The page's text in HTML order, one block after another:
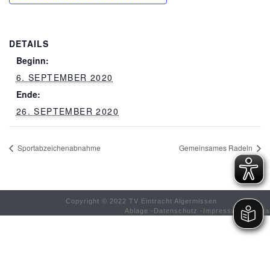
DETAILS
Beginn:
6. SEPTEMBER 2020
Ende:
26. SEPTEMBER 2020
Sportabzeichenabnahme Gemeinsames Radeln
Copyright © 2022 TV Eintracht Algermissen
Ablage - Datenschutz - Impressum-